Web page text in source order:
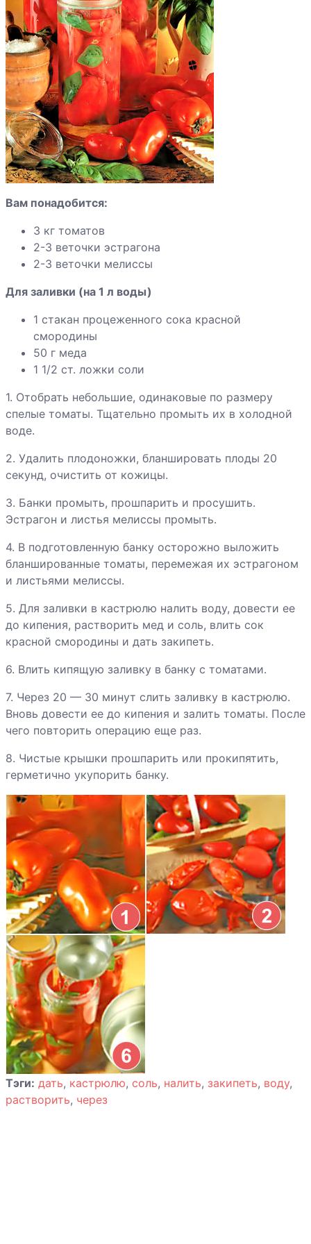
абрикосов
дольками
Компот из алычи
Компот из груш
ароматный
Компот из груш
Компот из яблок
Компот из
Компот из красной
смородины
Компот из
персиков
Компот из
абрикосов
спаржа
Лимоны с сахаром
Маринованный
перец
Морковь по-
болгарски
Огурцы
консервированные
Редис
маринованный
Шампиньоны
маринованные
Тыква
маринованная
Томаты
деликатесные
Томаты
оригинальные
Вам понадобится:
3 кг томатов
2-3 веточки эстрагона
2-3 веточки мелиссы
Для заливки (на 1 л воды)
1 стакан процеженного сока красной
смородины
50 г меда
1 1/2 ст. ложки соли
1. Отобрать небольшие, одинаковые по размеру
спелые томаты. Тщательно промыть их в холодной
воде.
2. Удалить плодоножки, бланшировать плоды 20
секунд, очистить от кожицы.
3. Банки промыть, прошпарить и просушить.
Эстрагон и листья мелиссы промыть.
4. В подготовленную банку осторожно выложить
бланшированные томаты, перемежая их эстрагоном
и листьями мелиссы.
5. Для заливки в кастрюлю налить воду, довести ее
до кипения, растворить мед и соль, влить сок
красной смородины и дать закипеть.
6. Влить кипящую заливку в банку с томатами.
7. Через 20 — 30 минут слить заливку в кастрюлю.
Вновь довести ее до кипения и залить томаты. После
чего повторить операцию еще раз.
8. Чистые крышки прошпарить или прокипятить,
герметично укупорить банку.
Тэги: дать, кастрюлю, соль, налить, закипеть, воду,
растворить, через